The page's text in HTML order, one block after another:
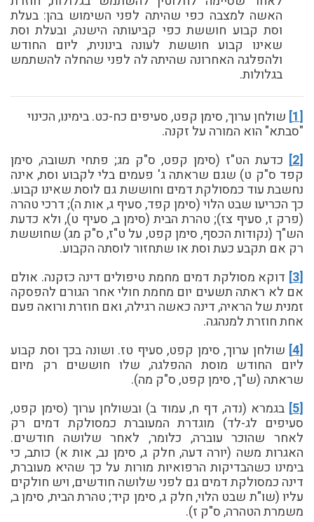
האשה למצבה כפי שהיתה לפני השימוש בהן: בעלת
וסת קבוע חוששת כפי קביעותה הישנה, ובעלת וסת
שאינו קבוע חוששת לעונה בינונית, ליום החודש
ולהפלגה האחרונה שהיתה לה לפני שהחלה להשתמש
בגלולות.
[1] שולחן ערוך, סימן קפט, סעיפים כח-כט. בימינו, הכינוי
"סבתא" הוא המורה על זקנה.
[2]
כדעת הט"ז (סימן קפט, ס"ק מג; פתחי תשובה, סימן
קפד ס"ק ט) שגם שראתה ג' פעמים בלי לקבוע וסת, אינה
נחשבת עוד כמסולקת דמים וחוששת גם לוסת שאינו קבוע.
כך הכריעו שבט הלוי (סימן קפד, סעיף ג, אות ה); דרכי טהרה
(פרק ז, סעיף צז); טהרת הבית (סימן ב, סעיף ט), ולא כדעת
הש"ך (נקודות הכסף, סימן קפט, על ט"ז, ס"ק מג) שחוששת
רק אם תקבע כעת וסת או שתחזור לוסתה הקבוע.
[3]
דוקא מסולקת דמים מחמת טיפולים דינה כזקנה. אולם
אם לא ראתה תשעים יום מחמת חולי אחר הגורם להפסקה
זמנית של הראיה, דינה כאשה רגילה, ואם חוזרת ורואה פעם
אחת חוזרת למנהגה.
[4]
שולחן ערוך, סימן קפט, סעיף טז. ושונה בכך וסת קבוע
ליום החודש מוסת ההפלגה, שלו חוששים רק מיום
שראתה (ש"ך, סימן קפט, ס"ק מה).
[5]
בגמרא (נדה, דף ח, עמוד ב) ובשולחן ערוך (סימן קפט,
סעיפים לג-לד) מוגדרת המעוברת כמסולקת דמים רק
לאחר שהוכר עוברה, כלומר, לאחר שלושה חודשים.
האגרות משה (יורה דעה, חלק ג, סימן נב, אות א) כותב, כי
בימינו כשהבדיקות הרפואיות מורות על כך שהיא מעוברת,
דינה כמסולקת דמים גם לפני שלושה חודשים, ויש חולקים
עליו (שו"ת שבט הלוי, חלק ג, סימן קיד; טהרת הבית, סימן ב,
משמרת הטהרה, ס"ק ז).